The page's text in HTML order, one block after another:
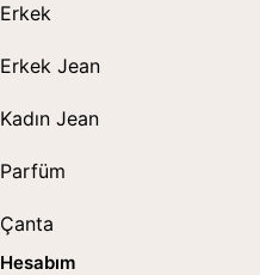
Erkek
Erkek Jean
Kadın Jean
Parfüm
Çanta
Hesabım